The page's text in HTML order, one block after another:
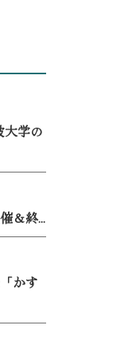
大学の
＆終...
かす